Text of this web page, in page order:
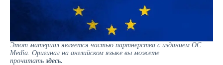
Этот материал является частью партнерства с изданием OC
Media. Оригинал на английском языке вы можете
прочитать здесь.